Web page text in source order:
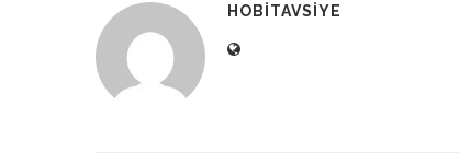
HOBITAVSIYE